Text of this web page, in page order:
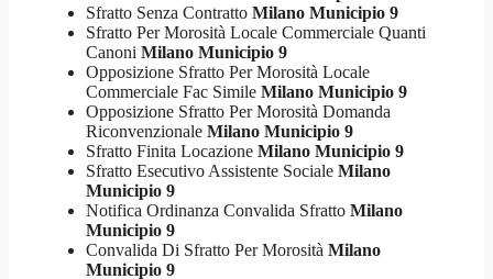
Sfratto Senza Contratto Milano Municipio 9
Sfratto Per Morosità Locale Commerciale Quanti
Canoni Milano Municipio 9
Opposizione Sfratto Per Morosità Locale
Commerciale Fac Simile Milano Municipio 9
Opposizione Sfratto Per Morosità Domanda
Riconvenzionale Milano Municipio 9
Sfratto Finita Locazione Milano Municipio 9
Sfratto Esecutivo Assistente Sociale Milano
Municipio 9
Notifica Ordinanza Convalida Sfratto Milano
Municipio 9
Convalida Di Sfratto Per Morosità Milano
Municipio 9